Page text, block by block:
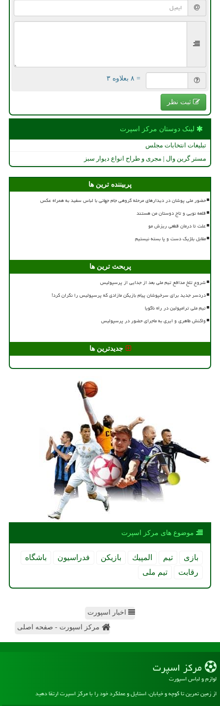
= ۸ بعلاوه ۳
ثبت نظر
لینک دوستان مركز اسپرت
تبلیغات انتخابات مجلس
مستر گرین وال | مجری و طراح انواع دیوار سبز
پربیننده ترین ها
حضور ملی پوشان در دیدارهای مرحله گروهی جام جهانی با لباس سفید به همراه عکس
قلعه نویی و تاج دوستان من هستند
علت تا درمان قطعی ریزش مو
مقابل بلژیک دست و پا بسته نیستیم
پربحث ترین ها
شروع تلخ مدافع تیم ملی بعد از جدایی از پرسپولیس
دردسر جدید برای سرخپوشان پیام بازیکن مازادی که پرسپولیس را نگران کرد!
تیم ملی ترامپولین در راه ناگویا
واکنش طاهری و ایری به ماجرای حضور در پرسپولیس
جدیدترین ها
موضوع های مركز اسپرت
بازی تیم المپیك بازیكن فدراسیون
باشگاه
رقابت
تیم ملی
اخبار اسپورت
مرکز اسپورت - صفحه اصلی
مركز اسپرت
لوازم و لباس اسپورت
از زمین تمرین تا کوچه و خیابان، استایل و عملکرد خود را با مرکز اسپرت ارتقا دهید